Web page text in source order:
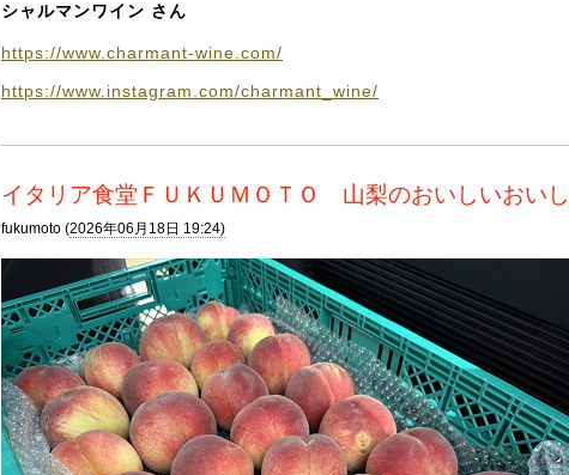
シャルマンワイン さん
https://www.charmant-wine.com/
https://www.instagram.com/charmant_wine/
イタリア食堂ＦＵＫＵＭＯＴＯ 山梨のおいしいおい
fukumoto (2026年06月18日 19:24)